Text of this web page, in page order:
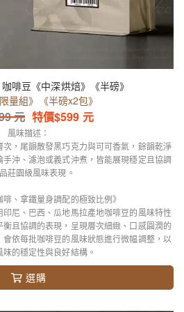
啡豆《中深烘焙》《半磅》
量組》《半磅x2包》
元 特價$599 元
風味描述：
，尾韻散發黑巧克力與可可香氣，餘韻乾淨
沖、濾泡或義式沖煮，皆能展現穩定且協調
莊園級風味表現。
啡、拿鐵量身調配的極致比例》
尼、巴西、瓜地馬拉產地咖啡豆的風味特性
且協調的表現，呈現層次細緻、口感圓潤的
依每批咖啡豆的風味狀態進行微幅調整，以
的穩定性與良好結構。
選購